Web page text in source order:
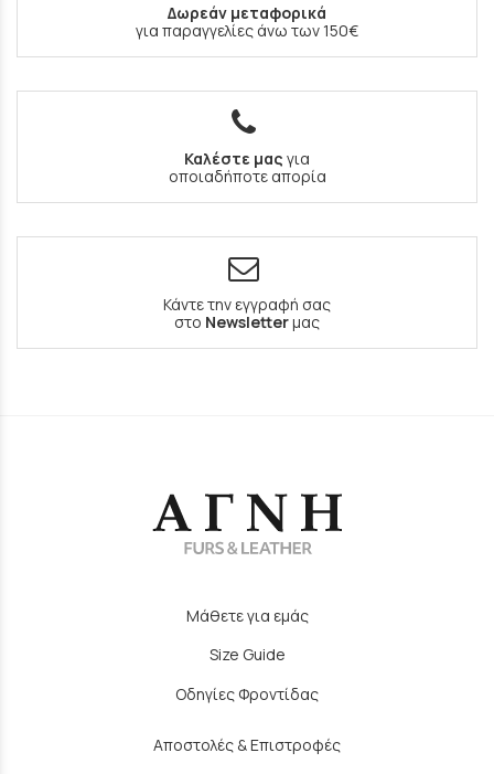
Δωρεάν μεταφορικά
για παραγγελίες άνω των 150€
Καλέστε μας για
οποιαδήποτε απορία
Κάντε την εγγραφή σας
στο Newsletterμας
Μάθετε για εμάς
Size Guide
Οδηγίες Φροντίδας
Αποστολές & Επιστροφές